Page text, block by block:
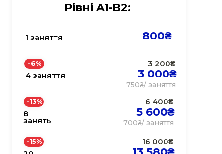
Рівні A1-B2:
-13%
-15%
-6%
800₴
3 000₴
5 600₴
3 200₴
6 400₴
16 000₴
1 заняття
4 заняття
8
занять
750₴/ заняття
700₴/ заняття